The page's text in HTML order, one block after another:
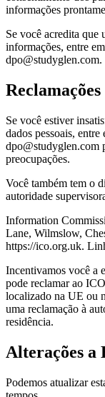
informações
Se você acredita que
informações, entre
dpo@studyglen.com.
Reclamações
Se você estiver
dados pessoais,
dpo@studyglen.com
preocupações.
Você também tem o
autoridade
Information
Lane, Wilmslow,
https://ico.org.uk.
Incentivamos você a
pode reclamar ao
localizado na UE ou
uma reclamação à
residência.
Alterações a
Podemos atualizar